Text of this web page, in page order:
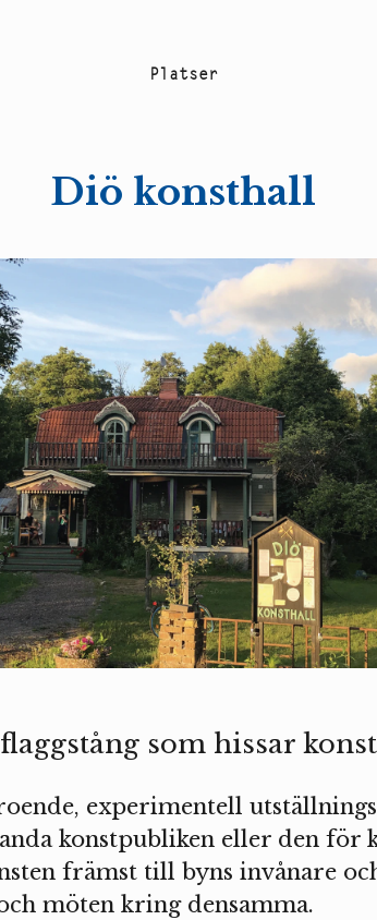
Pl atser
Diö konsthall
som hissar
experimentell
konstpubliken eller den för
främst till byns invånare
möten kring densamma.